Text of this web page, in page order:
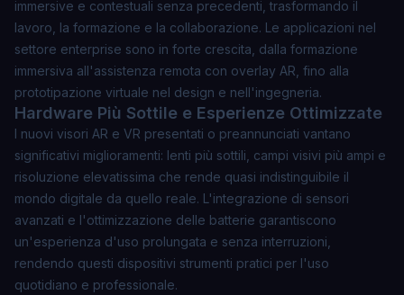
immersive e contestuali senza precedenti, trasformando il
lavoro, la formazione e la collaborazione. Le applicazioni nel
settore enterprise sono in forte crescita, dalla formazione
immersiva all'assistenza remota con overlay AR, fino alla
prototipazione virtuale nel design e nell'ingegneria.
Hardware Più Sottile e Esperienze Ottimizzate
I nuovi visori AR e VR presentati o preannunciati vantano
significativi miglioramenti: lenti più sottili, campi visivi più ampi e
risoluzione elevatissima che rende quasi indistinguibile il
mondo digitale da quello reale. L'integrazione di sensori
avanzati e l'ottimizzazione delle batterie garantiscono
un'esperienza d'uso prolungata e senza interruzioni,
rendendo questi dispositivi strumenti pratici per l'uso
quotidiano e professionale.